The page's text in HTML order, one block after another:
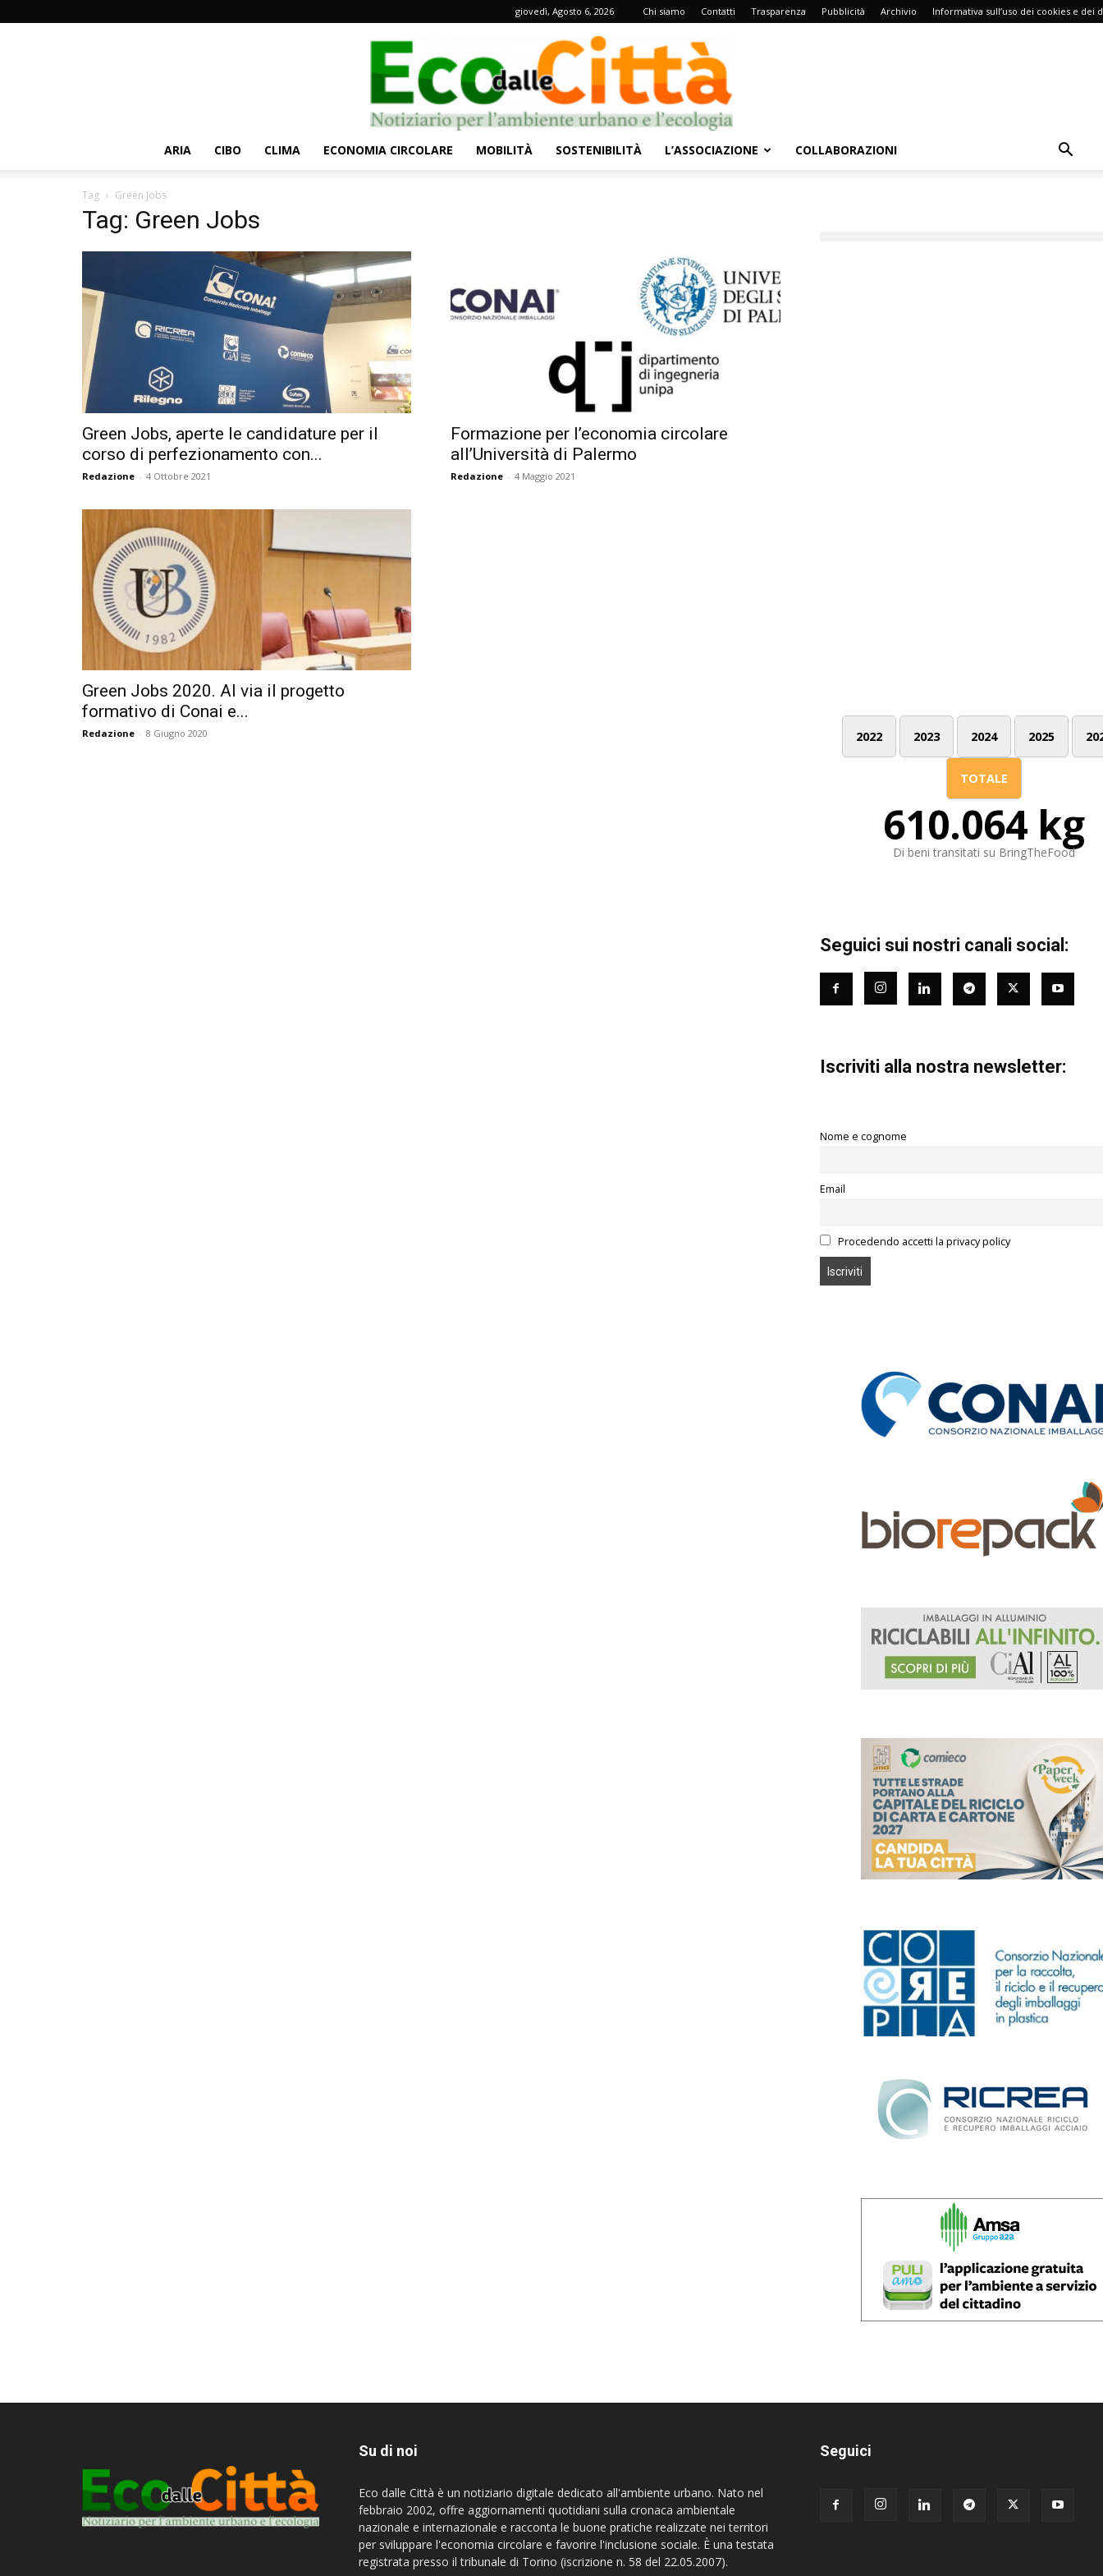
giovedì, Agosto 6, 2026 Chi siamo Contatti Trasparenza Pubblicità Archivio Informativa sull’uso dei cookies e dei
dalle
Città
ARIA CIBO CLIMA ECONOMIA CIRCOLARE MOBILITÀ SOSTENIBILITÀ L’ASSOCIAZIONE COLLABORAZIONI
Tag Green Jobs
Tag: Green Jobs
Green Jobs, aperte le candidature per il
corso di perfezionamento con...
Redazione - 4 Ottobre 2021
Formazione per l’economia circolare
all’Università di Palermo
Redazione - 4 Maggio 2021
Green Jobs 2020. Al via il progetto
formativo di Conai e...
Redazione - 8 Giugno 2020 2022 2023 2024 2025
TOTALE
610.064 kg
Di beni transitati su BringTheFood
Seguici sui nostri canali social:
Iscriviti alla nostra newsletter:
Nome e cognome
Email
Procedendo accetti la privacy policy
Su di noi
Eco dalle Città è un notiziario digitale dedicato all'ambiente urbano. Nato nel
febbraio 2002, offre aggiornamenti quotidiani sulla cronaca ambientale
nazionale e internazionale e racconta le buone pratiche realizzate nei territori
per sviluppare l'economia circolare e favorire l'inclusione sociale. È una testata
registrata presso il tribunale di Torino (iscrizione n. 58 del 22.05.2007).
Seguici